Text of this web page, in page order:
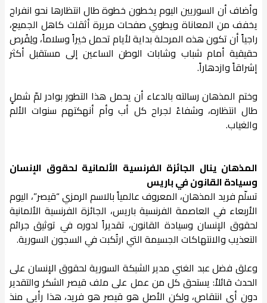
وأضاف أن السوريين اليوم يخطون خطوة طال انتظارها نحو انفراج
يخفف من المعاناة ويطوي صفحات مريرة أثقلت كاهل الجميع،
راجياً أن تكون هذه المرحلة بداية لأيام تحمل خيراً وسلاماً، ولِفُرص
حقيقية أمام شباب وشابات الوطن الساعين إلى مستقبل أكثر
إشراقاً وازدهاراً.
وختم المذهان رسالته بالدعاء أن يحمل هذا التطور بوادر لمّ شملٍ
طال انتظاره، وشفاءً لجراح كل أب وأم أنهكتهم سنوات الألم
والغياب.
المذهان ينال الجائزة الفرنسية الألمانية لحقوق الإنسان
وسيادة القانون في باريس
تسلّم فريد المذهان، المعروف عالمياً بالاسم الرمزي “قيصر”، اليوم
الأربعاء في العاصمة الفرنسية باريس، الجائزة الفرنسية الألمانية
لحقوق الإنسان وسيادة القانون، تقديراً لدوره في توثيق جرائم
التعذيب والانتهاكات الجسيمة التي ارتُكبت في السجون السورية.
وعلق فضل عبد الغني مدير الشبكة السورية لحقوق الإنسان على
الحدث قائلاً: يستحق كل من عمل على ملف قيصر الشكر والتقدير
دون أي انتقاص، ولكن الأصل هو قيصر هو فريد، هذا رأيي منذ